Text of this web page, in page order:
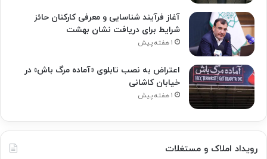
آغاز فرآیند شناسایی و معرفی کارکنان حائز
شرایط برای دریافت نشان بهشت
۱ هفته پیش
اعتراض به نصب تابلوی «آماده مرگ باش» در
خیابان کاشانی
۱ هفته پیش
رویداد املاک و مستغلات